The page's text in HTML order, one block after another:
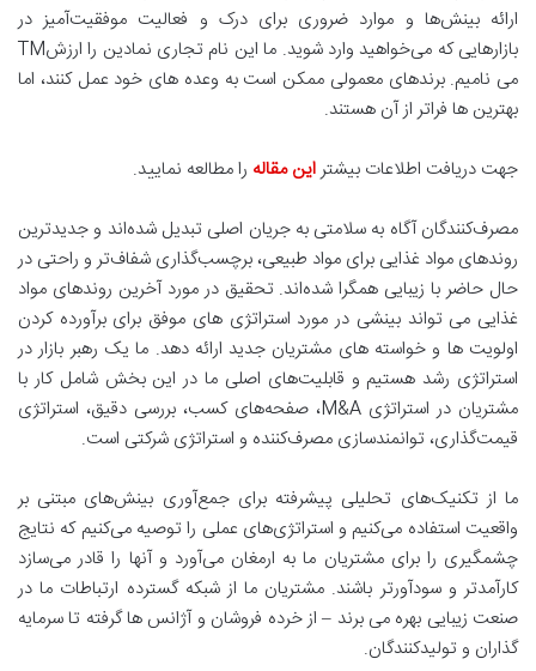
ارائه بینش‌ها و موارد ضروری برای درک و فعالیت موفقیت‌آمیز در
بازارهایی که می‌خواهید وارد شوید. ما این نام تجاری نمادین را ارزشTM
می نامیم. برندهای معمولی ممکن است به وعده های خود عمل کنند، اما
بهترین ها فراتر از آن هستند.
جهت دریافت اطلاعات بیشتراین مقاله را مطالعه نمایید.
مصرف‌کنندگان آگاه به سلامتی به جریان اصلی تبدیل شده‌اند و جدیدترین
روندهای مواد غذایی برای مواد طبیعی، برچسب‌گذاری شفاف‌تر و راحتی در
حال حاضر با زیبایی همگرا شده‌اند. تحقیق در مورد آخرین روندهای مواد
غذایی می تواند بینشی در مورد استراتژی های موفق برای برآورده کردن
اولویت ها و خواسته های مشتریان جدید ارائه دهد. ما یک رهبر بازار در
استراتژی رشد هستیم و قابلیت‌های اصلی ما در این بخش شامل کار با
مشتریان در استراتژی M&A، صفحه‌های کسب، بررسی دقیق، استراتژی
قیمت‌گذاری، توانمندسازی مصرف‌کننده و استراتژی شرکتی است.
ما از تکنیک‌های تحلیلی پیشرفته برای جمع‌آوری بینش‌های مبتنی بر
واقعیت استفاده می‌کنیم و استراتژی‌های عملی را توصیه می‌کنیم که نتایج
چشمگیری را برای مشتریان ما به ارمغان می‌آورد و آنها را قادر می‌سازد
کارآمدتر و سودآورتر باشند. مشتریان ما از شبکه گسترده ارتباطات ما در
صنعت زیبایی بهره می برند – از خرده فروشان و آژانس ها گرفته تا سرمایه
گذاران و تولیدکنندگان.